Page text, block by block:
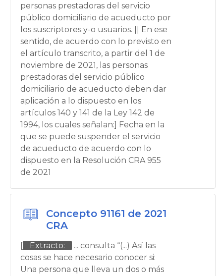
personas prestadoras del servicio
público domiciliario de acueducto por
los suscriptores y-o usuarios. || En ese
sentido, de acuerdo con lo previsto en
el artículo transcrito, a partir del 1 de
noviembre de 2021, las personas
prestadoras del servicio público
domiciliario de acueducto deben dar
aplicación a lo dispuesto en los
artículos 140 y 141 de la Ley 142 de
1994, los cuales señalan:] Fecha en la
que se puede suspender el servicio
de acueducto de acuerdo con lo
dispuesto en la Resolución CRA 955
de 2021
Concepto 91161 de 2021
CRA
[ Extracto:
... consulta “(...) Así las
cosas se hace necesario conocer si:
Una persona que lleva un dos o más